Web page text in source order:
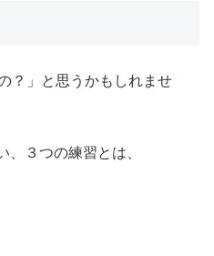
？」と思うかもしれませ
、３つの練習とは、